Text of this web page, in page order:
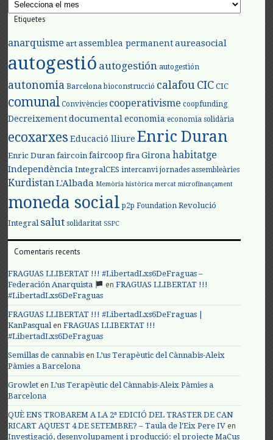
Etiquetes
anarquisme art assemblea permanent aureasocial
autogestió autogestión autogestión
autonomia Barcelona bioconstrucció calafouCIC CIC
comunal Convivències cooperativisme coopfunding
Decreixement documental economia economia solidària
ecoxarxes Educació lliure Enric Duran
Enric Duran faircoin faircoop fira Girona habitatge
Independència IntegralCES intercanvi jornades assembleàries
KurdistanL'Albada Memòria històrica mercat microfinançament
moneda social p2p Foundation Revolució
Integral salut solidaritat SSPC
Comentaris recents
FRAGUAS LLIBERTAT !!! #LibertadLxs6DeFraguas –
Federación Anarquista
enFRAGUAS LLIBERTAT !!!
#LibertadLxs6DeFraguas
FRAGUAS LLIBERTAT !!! #LibertadLxs6DeFraguas |
KanPasqualenFRAGUAS LLIBERTAT !!!
#LibertadLxs6DeFraguas
Semillas de cannabis enL’us Terapèutic del Cànnabis-Aleix
Pàmies a Barcelona
Growlet enL’us Terapèutic del Cànnabis-Aleix Pàmies a
Barcelona
QUÈ ENS TROBAREM A LA 2ª EDICIÓ DEL TRASTER DE CAN
RICART AQUEST 4 DE SETEMBRE? – Taula de l'Eix Pere IV en
Investigació, desenvolupament i producció: el projecte MaCus